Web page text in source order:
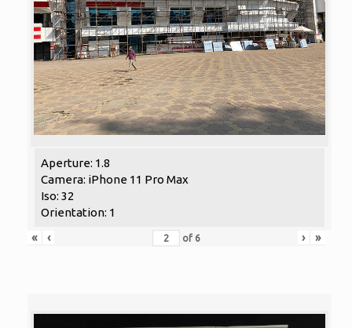
Aperture: 1.8
Camera: iPhone 11 Pro Max
Iso: 32
Orientation: 1
«
‹ of 6 › »